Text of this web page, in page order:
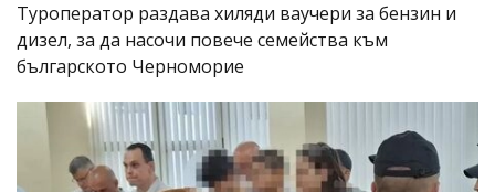
Туроператор раздава хиляди ваучери за бензин и
дизел, за да насочи повече семейства към
българското Черноморие